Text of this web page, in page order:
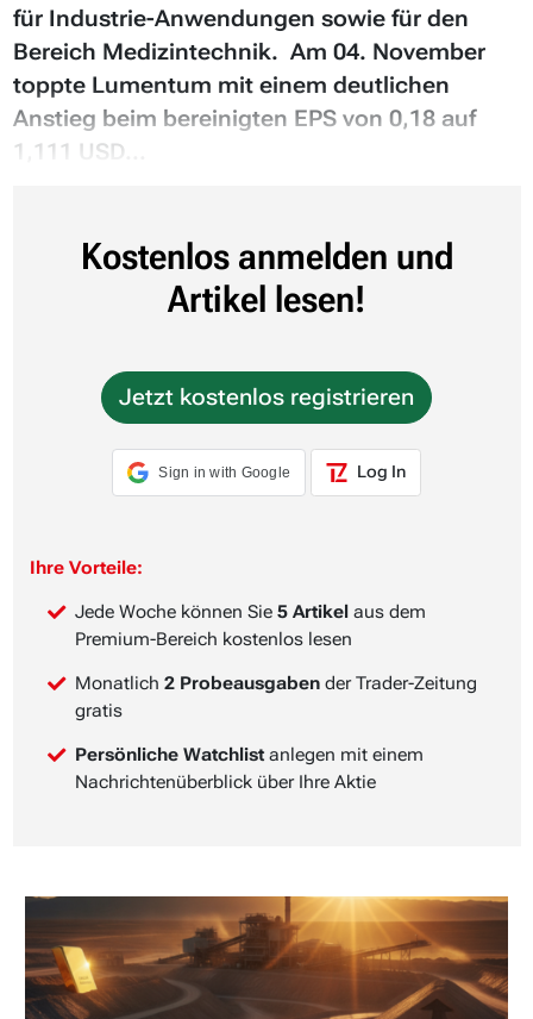
für Industrie-Anwendungen sowie für den
Bereich Medizintechnik. Am 04. November
toppte Lumentum mit einem deutlichen
Anstieg beim bereinigten EPS von 0,18 auf
1,111 USD...
Kostenlos anmelden und
Artikel lesen!
Jetzt kostenlos registrieren
Sign in with Google Log In
Ihre Vorteile:
Jede Woche können Sie 5 Artikel aus dem
Premium-Bereich kostenlos lesen
Monatlich 2 Probeausgaben der Trader-Zeitung
gratis
Persönliche Watchlist anlegen mit einem
Nachrichtenüberblick über Ihre Aktie